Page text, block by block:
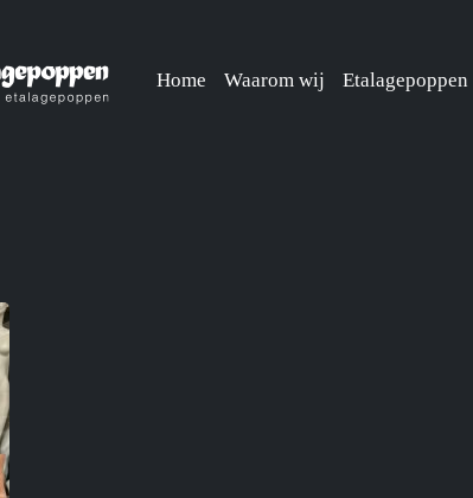
Home Waarom wij Etalagepoppen